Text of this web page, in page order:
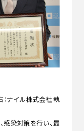
：ナイル株式会社 執
染対策を行い、最